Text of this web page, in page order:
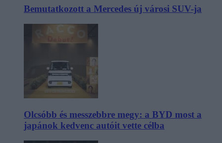
Bemutatkozott a Mercedes új városi SUV-ja
Olcsóbb és messzebbre megy: a BYD most a
japánok kedvenc autóit vette célba